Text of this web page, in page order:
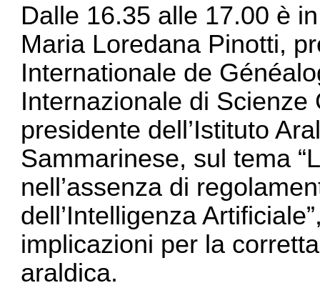
Dalle 16.35 alle 17.00 è
Maria Loredana Pinotti,
Internationale de
Internazionale di
presidente dell’Istituto
Sammarinese, sul tema
nell’assenza di
dell’Intelligenza
implicazioni per la
araldica.